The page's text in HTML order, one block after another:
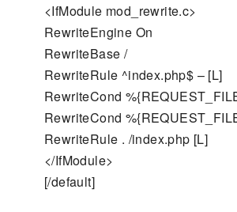
<IfModule mod_rewrite.c>
RewriteEngine On
RewriteBase /
RewriteRule ^index.php$ – [L]
RewriteCond
RewriteCond
RewriteRule . /index.php [L]
</IfModule>
[/default]